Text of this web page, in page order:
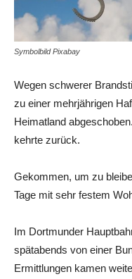
Symbolbild Pixabay
Wegen schwerer
zu einer mehrjährigen
Heimatland
kehrte zurück.
Gekommen, um zu
Tage mit sehr festem
Im Dortmunder
spätabends von einer
Ermittlungen kamen